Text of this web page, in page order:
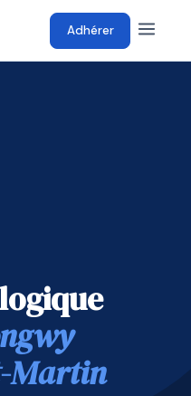
Adhérer
Martin